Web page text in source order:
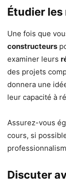
Étudier
Une fois que
constructeurs
examiner leurs
des projets
donnera une
leur capacité à
Assurez-vous
cours, si
Discuter